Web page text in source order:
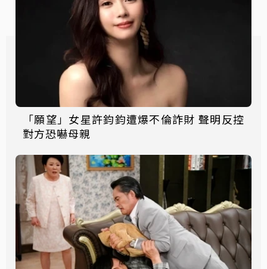
「願望」女星許鈞鈞遭爆不倫詐財 聲明反控
對方恐嚇母親